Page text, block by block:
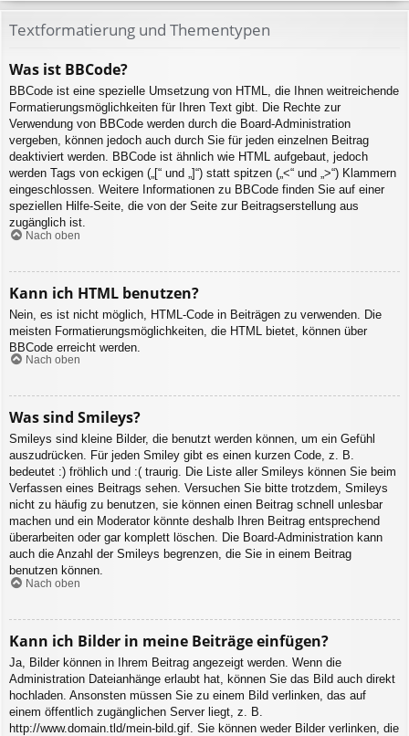
Textformatierung und Thementypen
Was ist BBCode?
BBCode ist eine spezielle Umsetzung von HTML, die Ihnen weitreichende
Formatierungsmöglichkeiten für Ihren Text gibt. Die Rechte zur
Verwendung von BBCode werden durch die Board-Administration
vergeben, können jedoch auch durch Sie für jeden einzelnen Beitrag
deaktiviert werden. BBCode ist ähnlich wie HTML aufgebaut, jedoch
werden Tags von eckigen („[“ und „]“) statt spitzen („<“ und „>“) Klammern
eingeschlossen. Weitere Informationen zu BBCode finden Sie auf einer
speziellen Hilfe-Seite, die von der Seite zur Beitragserstellung aus
zugänglich ist.
Nach oben
Kann ich HTML benutzen?
Nein, es ist nicht möglich, HTML-Code in Beiträgen zu verwenden. Die
meisten Formatierungsmöglichkeiten, die HTML bietet, können über
BBCode erreicht werden.
Nach oben
Was sind Smileys?
Smileys sind kleine Bilder, die benutzt werden können, um ein Gefühl
auszudrücken. Für jeden Smiley gibt es einen kurzen Code, z. B.
bedeutet :) fröhlich und :( traurig. Die Liste aller Smileys können Sie beim
Verfassen eines Beitrags sehen. Versuchen Sie bitte trotzdem, Smileys
nicht zu häufig zu benutzen, sie können einen Beitrag schnell unlesbar
machen und ein Moderator könnte deshalb Ihren Beitrag entsprechend
überarbeiten oder gar komplett löschen. Die Board-Administration kann
auch die Anzahl der Smileys begrenzen, die Sie in einem Beitrag
benutzen können.
Nach oben
Kann ich Bilder in meine Beiträge einfügen?
Ja, Bilder können in Ihrem Beitrag angezeigt werden. Wenn die
Administration Dateianhänge erlaubt hat, können Sie das Bild auch direkt
hochladen. Ansonsten müssen Sie zu einem Bild verlinken, das auf
einem öffentlich zugänglichen Server liegt, z. B.
http://www.domain.tld/mein-bild.gif. Sie können weder Bilder verlinken, die